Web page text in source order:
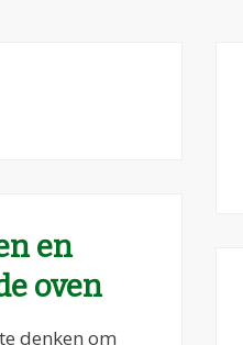
en
oven
denken om